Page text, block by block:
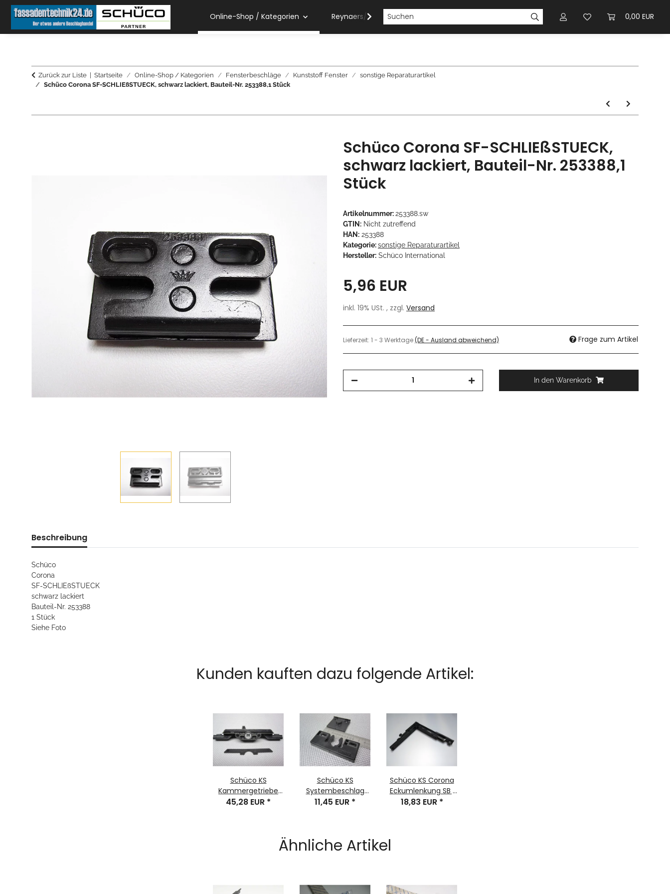
0,00 EUR
Online-Shop / Kategorien Reynaers/Sobinco Verarbeiter
Zurück zur Liste Startseite Online-Shop / Kategorien Fensterbeschläge Kunststoff Fenster
sonstige Reparaturartikel
Schüco Corona SF-SCHLIEßSTUECK, schwarz lackiert, Bauteil-Nr. 253388,1 Stück
Schüco Corona SF-SCHLIEßSTUECK,
schwarz lackiert, Bauteil-Nr. 253388,1
Stück
Artikelnummer:253388.sw
GTIN: Nicht zutreffend
HAN: 253388
Kategorie:sonstige Reparaturartikel
Hersteller: Schüco International
5,96 EUR
inkl. 19% USt. , zzgl. Versand
Lieferzeit: 1 - 3 Werktage(DE - Ausland abweichend) Frage zum Artikel
In den Warenkorb
Beschreibung
Schüco
Corona
SF-SCHLIEßSTUECK
schwarz lackiert
Bauteil-Nr. 253388
1 Stück
Siehe Foto
Kunden kauften dazu folgende Artikel:
Schüco KS
Kammergetriebe
CORONA AS60 CT70
45,28 EUR *
Schüco KS
Systembeschlag
VarioTec Balkontür-
11,45 EUR *
Schüco KS Corona
Eckumlenkung SB ,
Kunststoff schwarz,
18,83 EUR *
Ähnliche Artikel